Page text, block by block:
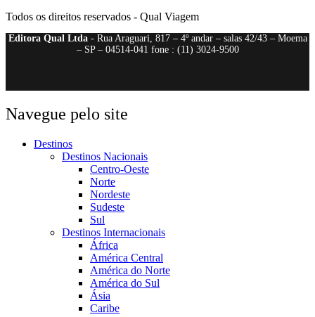
Todos os direitos reservados - Qual Viagem
Editora Qual Ltda- Rua Araguari, 817 – 4º andar – salas 42/43 – Moema
– SP – 04514-041 fone : (11) 3024-9500
Navegue pelo site
Destinos
Destinos Nacionais
Centro-Oeste
Norte
Nordeste
Sudeste
Sul
Destinos Internacionais
África
América Central
América do Norte
América do Sul
Ásia
Caribe